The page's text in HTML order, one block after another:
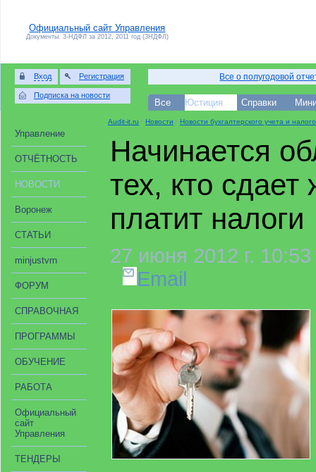
Официальный сайт Управления
Документы. 3-НДФЛ за 2012, 2011 год (3НДФЛ)
Вход Регистрация
Подписка на новости
Все о полугодовой
Все Юстиция Справки
Управление
ОТЧЁТНОСТЬ
НОВОСТИ
Воронеж
СТАТЬИ
minjustvrn
ФОРУМ
СПРАВОЧНАЯ
ПРОГРАММЫ
ОБУЧЕНИЕ
РАБОТА
Официальный
сайт
Управления
ТЕНДЕРЫ
Audit-it.ru / Новости / Новости бухгалтерского учета и
Начинается
тех, кто
платит налоги
27 июня 2012 г. 10:53
Email